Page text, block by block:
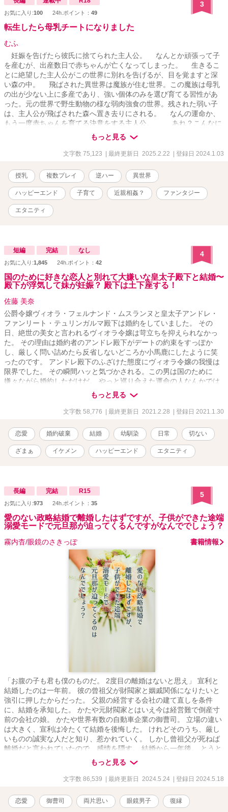
お気に入り:100 24h.ポイント： 49
3
転生したら母乳チートになりました
むふ
妊娠を告げたら彼氏に捨てられた主人公。 なんとか頑張って子
を産むが、出産数日で赤ちゃんが亡くなってしまった。 生きるこ
とに絶望した主人公がこの世界に別れを告げるが、目を覚ますと深
い森の中。 飛ばされた異世界は魔族が住む世界。この魔族は母乳
の出が少ない上に多産であり、強い個体のみを選び育てる習性があ
った。元の世界で野生動物の様な弱肉強食の世界。残された弱い子
は、主人公が飛ばされた森へ置き去りにされる。 なんの運命か、
もう一度赤ちゃんを育てる決意をする主人公。 あれ？こんなに
母乳でるんだ？ あれ？赤ちゃんってこんなに早くハイハイする
の？ 転生したら母乳チートになった主人公。 「育ててくれてあ
りがとう。僕と結婚してください」 「いや、俺が今までの分幸せ
けど、私一応お母さんです！困りますー！ 育てた子ども達に
愛されるお話。 ※注意※ ・胸糞表現、最初に出てくる恋人の男
性がクズ ・妊娠、出産に対して本来取るべき対応ができていない
表現があり ・赤ちゃんが亡くなる表現あり ・赤ちゃんが捨てら
れる表現あり ・残酷、可哀想な表現あり ・モロ語あり ・血は
繋がって無いが、母と子の性行為描写あり
もっと見る
文字数 75,123 | 最終更新日 2025.2.22 | 登録日 2024.1.03
授乳 複数プレイ 逆ハー 異世界
ハッピーエンド 子育て 近親相姦？ ファンタジー
エタニティ
短編 完結 なし
お気に入り:1,845 24h.ポイント： 42
4
国のために好きな恋人と別れて大嫌いな皇太子殿下と結婚〜
殿下が浮気して妹が妊娠？ 殿下は土下座する！
佐藤 美奈
公爵令嬢ヴィオラ・フェルナンド・ムスランヌと皇太子アンドレ・
ファンリート・テュリンガルマ殿下は婚約をしていました。 その
日、絶世の美女と言われるヴィオラ令嬢は苛立ちを抑えられなかっ
た。 その理由は婚約者のアンドレ殿下がデートの約束をすっぽか
し、厳しく問い詰めたら反省しないどころか小馬鹿にしたように笑
ったのです。 アンドレ殿下のふざけた態度にヴィオラ令嬢の我慢は
限界でした。 その瞬間ハッと気づかされる。この男は国のために
嫌々ながら婚約しただけだ。 やっと巡り合えた運命の人なんかでは
決してないと―― ヴィオラ令嬢はアンドレ殿下が不貞を働いている
のが分かり、婚約破棄をすると心に固く誓ったら直ぐに胸のつかえ
が取れる。 これから美しく気高いヴィオラ令嬢の逆襲が始まった。
もっと見る
文字数 58,776 | 最終更新日 2021.2.28 | 登録日 2021.1.30
恋愛 婚約破棄 結婚 幼馴染 日常 切ない
ざまぁ イケメン ハッピーエンド エタニティ
長編 完結 R15
お気に入り:973 24h.ポイント： 35
5
愛のない政略結婚で離婚したはずですが、子供ができた途端
溺愛モードで元旦那が迫ってくるんですがなんででしょう？
霧内杳/眼鏡のさきっぽ 書籍情報
「お腹の子も君も僕のものだ。 2度目の離婚はないと思え」 宣利と
結婚したのは一年前。 彼の曾祖父が財閥家と姻戚関係になりたいと
強引に押したからだった。 父親の経営する会社の建て直しを条件
に、結婚を承知した。 かたや元財閥家とはいえ今は経営難で倒産寸
前の会社の娘。 かたや世界有数の自動車企業の御曹司。 立場の違い
は大きく、宣利は冷たくて結婚を後悔した。 けれどそのうち、厳し
いものの誠実な人だと知り、惹かれていく。 しかし曾祖父が死ねば
離婚だと言われていたので、感情を隠す。 結婚から一年後。 とうと
う曾祖父が亡くなる。 当然、宣利から離婚を切り出された。 未練は
あったが困らせるのは嫌で、承知する。 最後に抱きたいと言われ、
最初で最後、宣利に身体を預ける。 離婚後、妊娠に気づいた。 それ
が嘘みたいに、溺愛してくるのはなんでですか!? 羽島花琳 はじ
ま かりん 26歳 外食産業チェーン『エールダンジュ』グループご令
もっと見る
文字数 86,539 | 最終更新日 2024.5.24 | 登録日 2024.5.18
恋愛 御曹司 両片思い 眼鏡男子 復縁